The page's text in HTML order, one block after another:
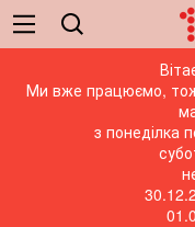
Ми вже працюємо, тож
з понеділка